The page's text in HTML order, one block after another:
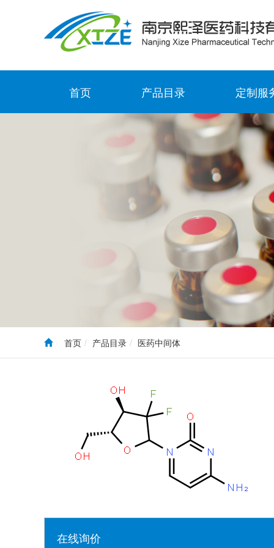
首页 产品目录 定制服
首页 产品目录 医药中间体
在线询价